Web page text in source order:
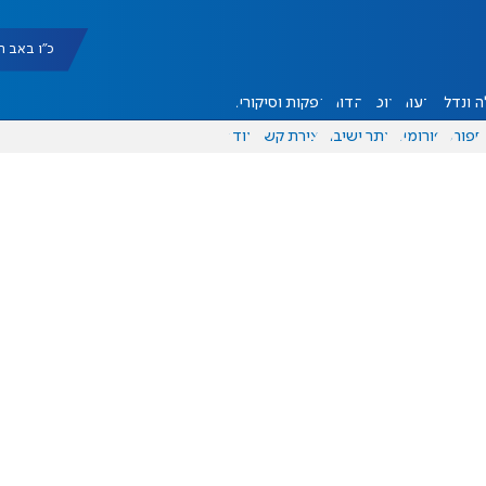
כ"ו באב
ונדל"ן דעות אוכל יהדות הפקות וסיקורים
ספורט פורומים אתר ישיבה יצירת קשר עוד